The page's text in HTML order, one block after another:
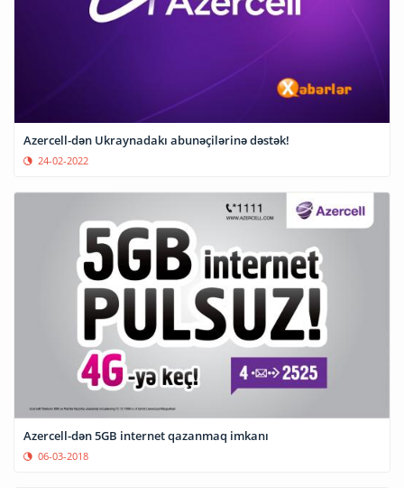
Azercell-dən Ukraynadakı abunəçilərinə dəstək!
24-02-2022
Azercell-dən 5GB internet qazanmaq imkanı
06-03-2018